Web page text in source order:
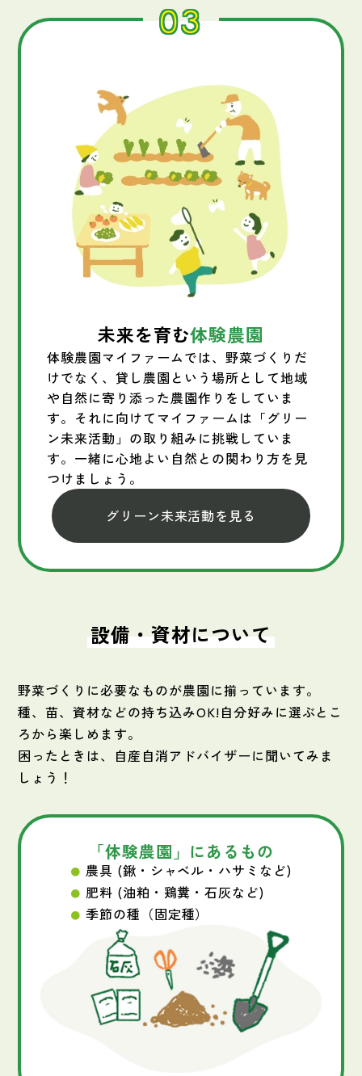
03
未来を育む体験農園
体験農園マイファームでは、野菜づくりだ
けでなく、貸し農園という場所として地域
や自然に寄り添った農園作りをしていま
す。それに向けてマイファームは「グリー
ン未来活動」の取り組みに挑戦していま
す。一緒に心地よい自然との関わり方を見
つけましょう。
グリーン未来活動を見る
設備・資材について
野菜づくりに必要なものが農園に揃っています。
種、苗、資材などの持ち込みOK!自分好みに選ぶとこ
ろから楽しめます。
困ったときは、自産自消アドバイザーに聞いてみま
しょう！
「体験農園」にあるもの
農具 (鍬・シャベル・ハサミなど)
肥料 (油粕・鶏糞・石灰など)
季節の種（固定種）